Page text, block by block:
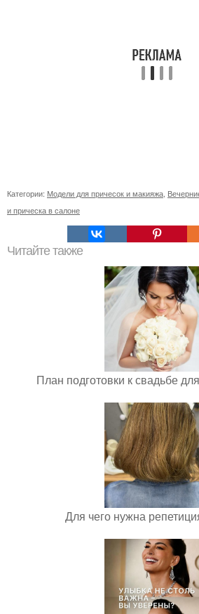
Категории: Модели для причесок и макияжа
и прическа в салоне
Читайте также
План подготовки к свадьбе
Для чего нужна